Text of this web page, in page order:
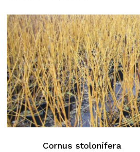
Cornus stolonifera